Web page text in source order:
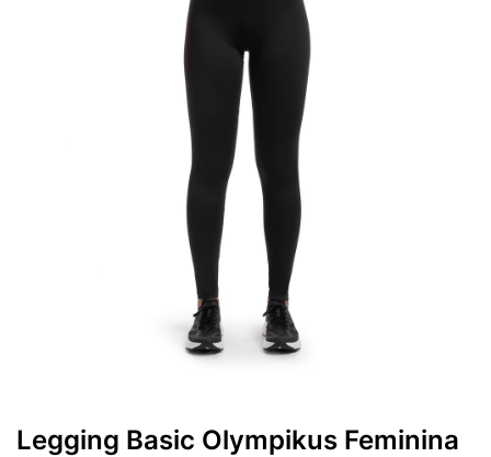
Legging Basic Olympikus Feminina